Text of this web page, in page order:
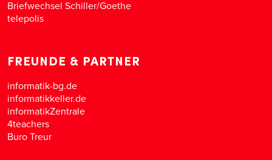
Briefwechsel Schiller/Goethe
telepolis
FREUNDE & PARTNER
informatik-bg.de
informatikkeller.de
informatikZentrale
4teachers
Buro Treur